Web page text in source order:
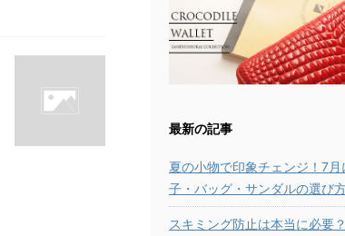
最新の記事
夏の小物で印象チェンジ！7
子・バッグ・サンダルの選び
スキミング防止は本当に必要